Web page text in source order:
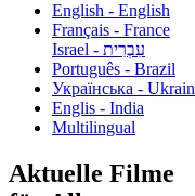
English - English
Français - France
עִבְרִית - Israel
Português - Brazil
Українська -
Englis - India
Multilingual
Aktuelle Filme